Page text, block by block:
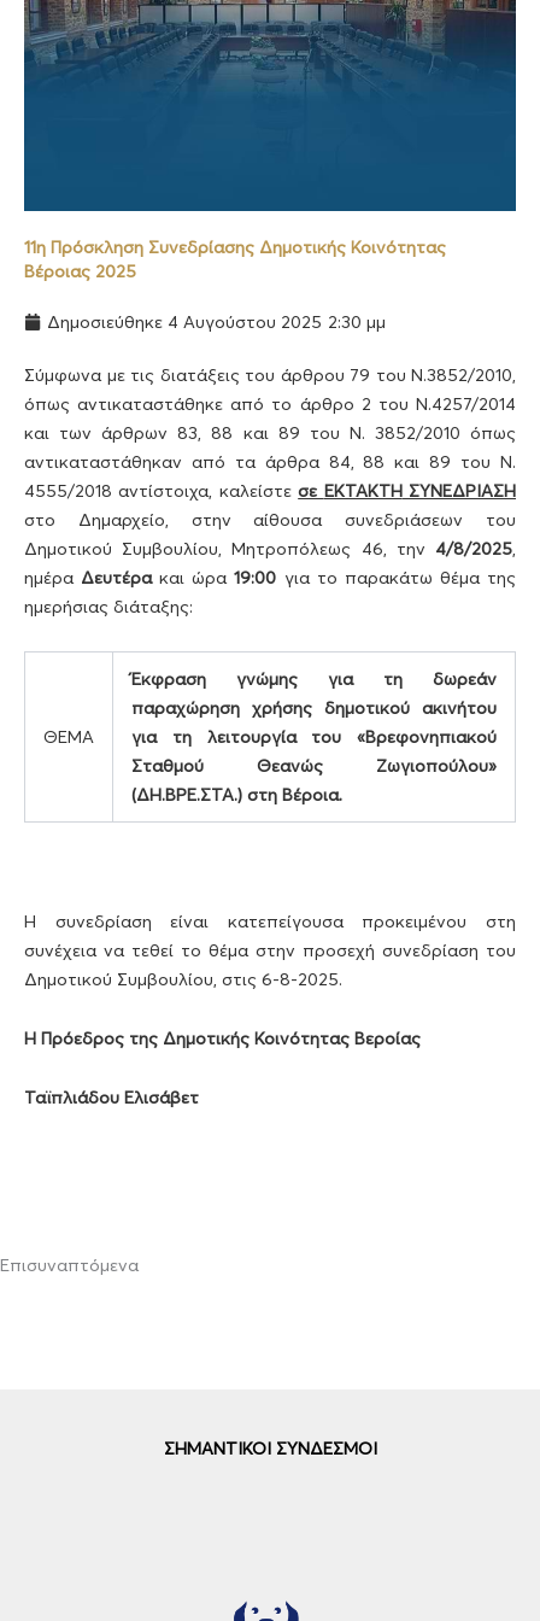
11η Πρόσκληση Συνεδρίασης Δημοτικής Κοινότητας
Βέροιας 2025
Δημοσιεύθηκε 4 Αυγούστου 2025 2:30 μμ
Σύμφωνα με τις διατάξεις του άρθρου 79 του Ν.3852/2010,
όπως αντικαταστάθηκε από το άρθρο 2 του Ν.4257/2014
και των άρθρων 83, 88 και 89 του Ν. 3852/2010 όπως
αντικαταστάθηκαν από τα άρθρα 84, 88 και 89 του Ν.
4555/2018 αντίστοιχα, καλείστεσε EKTAKTHΣΥΝΕΔΡΙΑΣΗ
στο Δημαρχείο, στην αίθουσα συνεδριάσεων του
Δημοτικού Συμβουλίου, Μητροπόλεως 46, την 4/8/2025
ημέρα Δευτέρακαι ώρα19:00 για το παρακάτω θέμα της
ημερήσιας διάταξης:
ΘΕΜΑ
Έκφραση γνώμης για τη δωρεάν
παραχώρηση χρήσης δημοτικού ακινήτου
για τη λειτουργία του «Βρεφονηπιακού
Σταθμού Θεανώς Ζωγιοπούλου»
(ΔΗ.ΒΡΕ.ΣΤΑ.) στη Βέροια.
Η συνεδρίαση είναι κατεπείγουσα προκειμένου στη
συνέχεια να τεθεί το θέμα στην προσεχή συνεδρίαση του
Δημοτικού Συμβουλίου, στις 6-8-2025.
Η Πρόεδρος της Δημοτικής Κοινότητας Βεροίας
Ταϊπλιάδου Ελισάβετ
Επισυναπτόμενα
ΣΗΜΑΝΤΙΚΟΙ ΣΥΝΔΕΣΜΟΙ